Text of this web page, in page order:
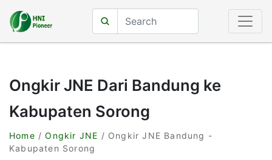
Ongkir JNE Dari Bandung ke
Kabupaten Sorong
Home /Ongkir JNE / Ongkir JNE Bandung -
Kabupaten Sorong